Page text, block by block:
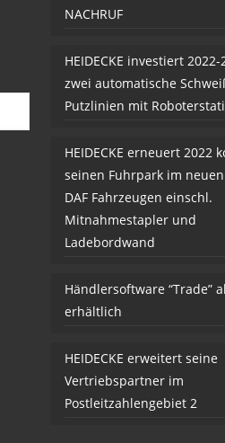
NACHRUF
HEIDECKE investiert
zwei automatische
Putzlinien mit
HEIDECKE erneuert 2022
seinen Fuhrpark im
DAF Fahrzeugen einschl.
Mitnahmestapler und
Ladebordwand
Händlersoftware “Trade”
erhältlich
HEIDECKE erweitert seine
Vertriebspartner im
Postleitzahlengebiet 2